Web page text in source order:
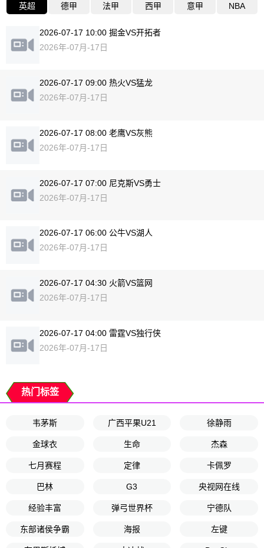
英超 德甲 法甲 西甲 意甲 NBA
2026-07-17 10:00 掘金VS开拓者
2026年-07月-17日
2026-07-17 09:00 热火VS猛龙
2026年-07月-17日
2026-07-17 08:00 老鹰VS灰熊
2026年-07月-17日
2026-07-17 07:00 尼克斯VS勇士
2026年-07月-17日
2026-07-17 06:00 公牛VS湖人
2026年-07月-17日
2026-07-17 04:30 火箭VS篮网
2026年-07月-17日
2026-07-17 04:00 雷霆VS独行侠
2026年-07月-17日
热门标签
韦茅斯 广西平果U21 徐静雨
金球衣 生命 杰森
七月赛程 定律 卡佩罗
巴林 G3 央视网在线
经验丰富 弹弓世界杯 宁德队
东部诸侯争霸 海报 左键